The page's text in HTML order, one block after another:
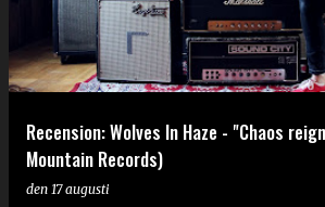
Recension: Wolves In Haze - "Chaos
Mountain Records)
den 17 augusti